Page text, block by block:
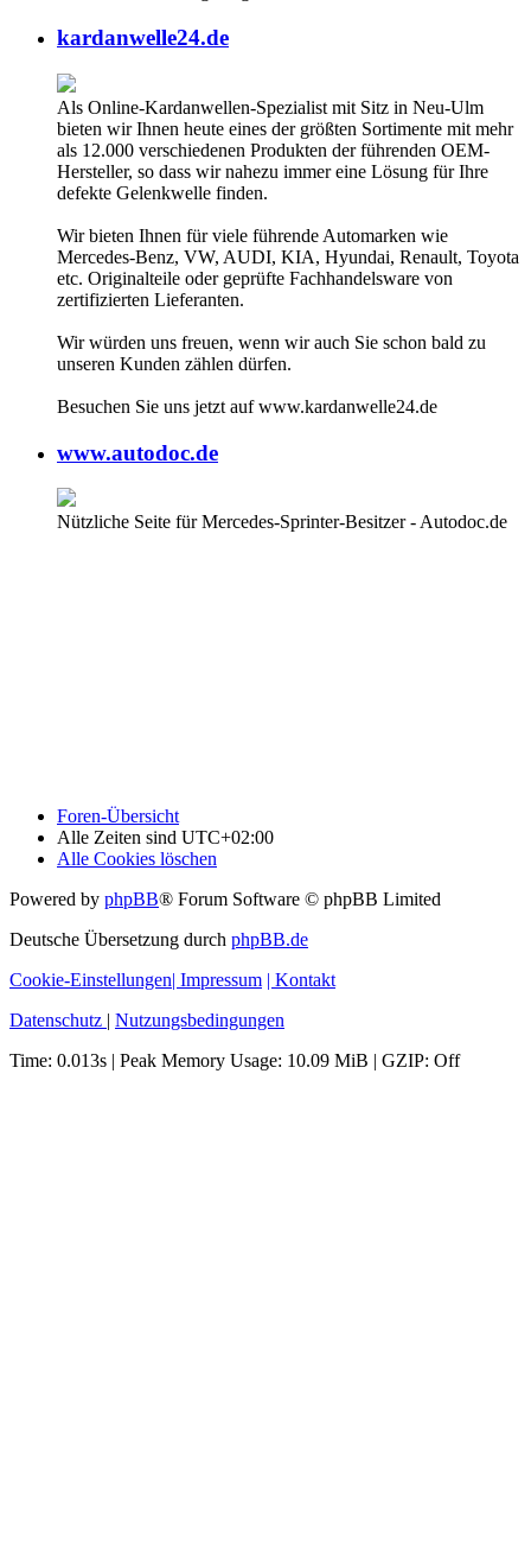
kardanwelle24.de
Als Online-Kardanwellen-Spezialist mit Sitz in Neu-Ulm
bieten wir Ihnen heute eines der größten Sortimente mit mehr
als 12.000 verschiedenen Produkten der führenden OEM-
Hersteller, so dass wir nahezu immer eine Lösung für Ihre
defekte Gelenkwelle finden.
Wir bieten Ihnen für viele führende Automarken wie
Mercedes-Benz, VW, AUDI, KIA, Hyundai, Renault, Toyota
etc. Originalteile oder geprüfte Fachhandelsware von
zertifizierten Lieferanten.
Wir würden uns freuen, wenn wir auch Sie schon bald zu
unseren Kunden zählen dürfen.
Besuchen Sie uns jetzt auf www.kardanwelle24.de
www.autodoc.de
Nützliche Seite für Mercedes-Sprinter-Besitzer - Autodoc.de
Foren-Übersicht
Alle Zeiten sind UTC+02:00
Alle Cookies löschen
Powered by phpBB® Forum Software © phpBB Limited
Deutsche Übersetzung durch phpBB.de
Cookie-Einstellungen| Impressum | Kontakt
Datenschutz | Nutzungsbedingungen
Time: 0.013s | Peak Memory Usage: 10.09 MiB | GZIP: Off